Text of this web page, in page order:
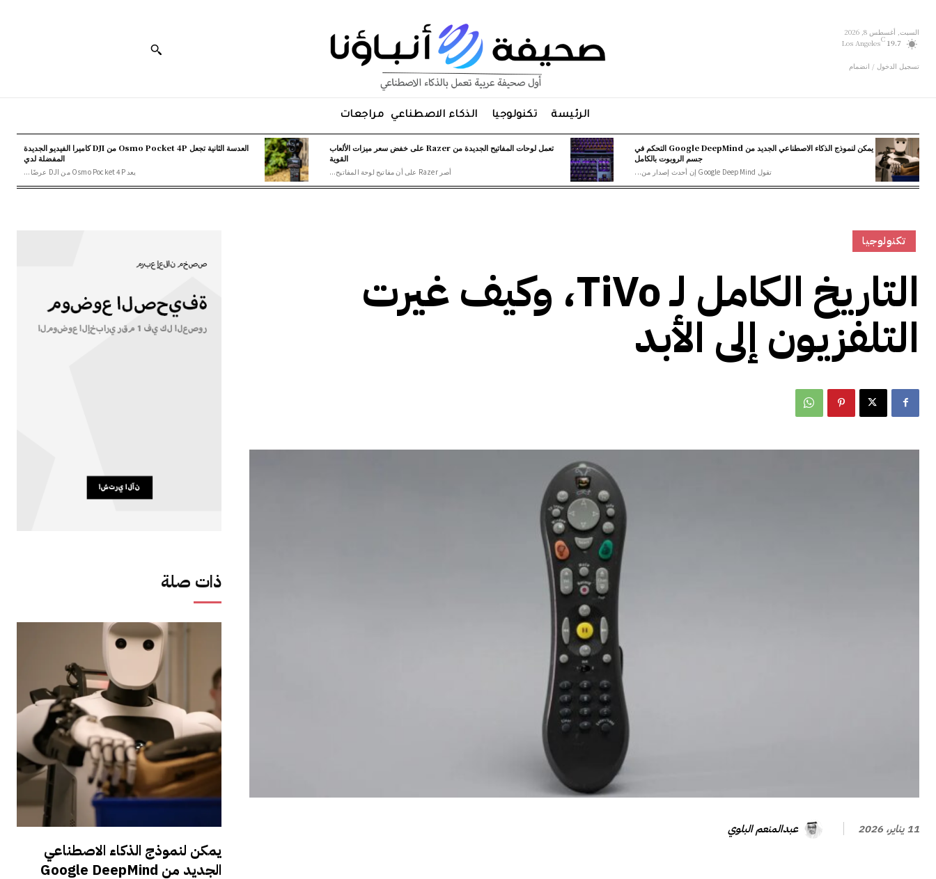
السبت, أغسطس 8, 2026
19.7
C
Los Angeles
تسجيل الدخول / انضمام
الرئيسة تكنولوجيا الذكاء الاصطناعي مراجعات
يمكن لنموذج الذكاء الاصطناعي الجديد من Google DeepMind التحكم في
جسم الروبوت بالكامل
تقول Google DeepMind إن أحدث إصدار من...
تعمل لوحات المفاتيح الجديدة من Razer على خفض سعر ميزات الألعاب
القوية
أصر Razer على أن مفاتيح لوحة المفاتيح...
العدسة الثانية تجعل Osmo Pocket 4P من DJI كاميرا الفيديو الجديدة
المفضلة لدي
يعد Osmo Pocket 4P من DJI عرضًا...
ذات صلة
يمكن لنموذج الذكاء الاصطناعي
الجديد من Google DeepMind
تكنولوجيا
التاريخ الكامل لـ TiVo، وكيف غيرت
التلفزيون إلى الأبد
11 يناير، 2026 عبدالمنعم البلوي